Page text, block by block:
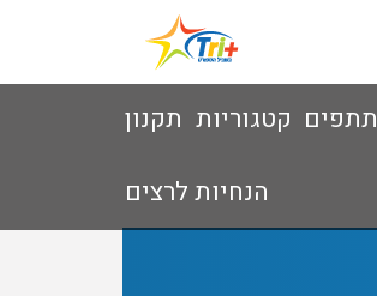
קטגוריות תקנון
הנחיות לרצים